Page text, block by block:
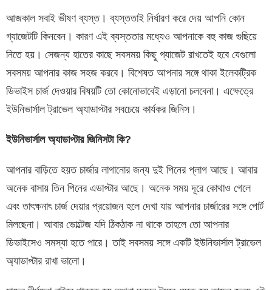
আজকাল সবাই ভীষণ ব্যস্ত। ব্যস্ততাই নির্ধারণ করে দেয় আপনি কোন
গ্যাজেটটি কিনবেন। কারণ এই ব্যস্ততার মধ্যেও আপনাকে বহু কাজ গুছিয়ে
নিতে হয়। সেজন্য হাতের কাছে সবসময় কিছু গ্যাজেট রাখতেই হবে যেগুলো
সবসময় আপনার কাজ সহজ করবে। বিশেষত আপনার সঙ্গে থাকা ইলেকট্রিক
ডিভাইস চার্জ দেওয়ার বিষয়টি তো কোনোভাবেই এড়ানো চলবেনা। এক্ষেত্রে
ইউনিভার্সাল ট্রাভেল অ্যাডাপ্টার সবচেয়ে কার্যকর জিনিস।
ইউনিভার্সাল অ্যাডাপ্টার জিনিসটা কি?
আপনার বাড়িতে হয়ত চার্জার লাগানোর জন্য দুই পিনের প্লাগ আছে। আবার
অনেক বাসায় তিন পিনের এডাপ্টার আছে। অনেক সময় দূরে কোথাও গেলে
এবং তাৎক্ষনাৎ চার্জ দেয়ার প্রয়োজন হলে দেখা যায় আপনার চার্জারের সঙ্গে পোর্ট
মিলছেনা। আবার ভোল্টেজ যদি ঠিকঠাক না থাকে তাহলে তো আপনার
ডিভাইসেও সমস্যা হতে পারে। তাই সবসময় সঙ্গে একটি ইউনিভার্সাল ট্রাভেল
অ্যাডাপ্টার রাখা ভালো।